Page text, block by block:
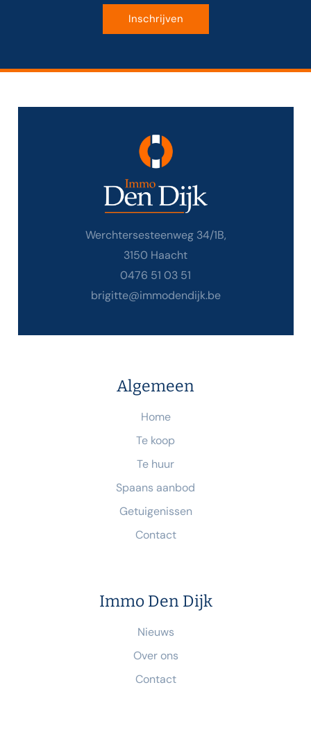
Inschrijven
Werchtersesteenweg 34/1B,
3150 Haacht
0476 51 03 51
brigitte@immodendijk.be
Immo Den Dijk
Nieuws
Over ons
Contact
Algemeen
Home
Te koop
Te huur
Spaans aanbod
Getuigenissen
Contact